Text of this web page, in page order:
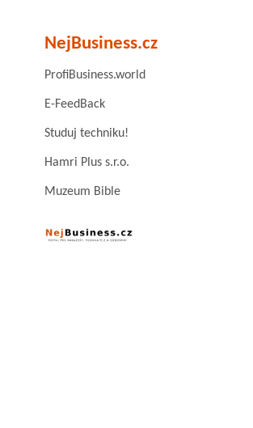
NejBusiness.cz
ProfiBusiness.world
E-FeedBack
Studuj techniku!
Hamri Plus s.r.o.
Muzeum Bible